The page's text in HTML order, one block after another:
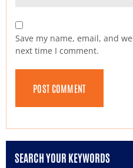
Save my name, email, and
next time I comment.
SEARCH YOUR KEYWORDS